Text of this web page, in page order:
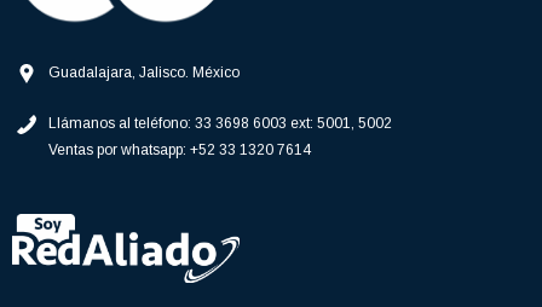
JAS Sust
BALERO 6006 ORIG SELLO NEOPRENO
$30.68
Guadalajara, Jalisco. México
Llámanos al teléfono: 33 3698 6003 ext: 5001, 5002
Ventas por whatsapp: +52 33 1320 7614